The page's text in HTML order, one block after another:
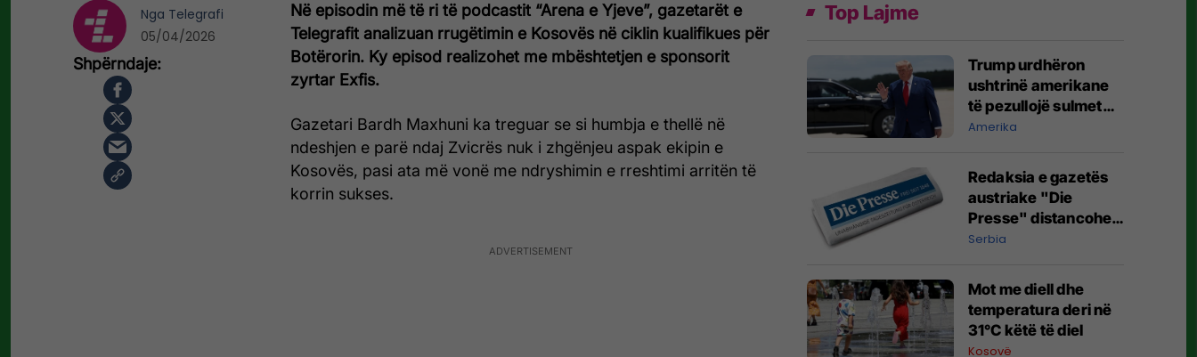
Në episodin më të ri të podcastit “Arena e Yjeve”, gazetarët e
Telegrafit analizuan rrugëtimin e Kosovës në ciklin kualifikues për
Botërorin. Ky episod realizohet me mbështetjen e sponsorit
zyrtar Exfis.
Gazetari Bardh Maxhuni ka treguar se si humbja e thellë në
ndeshjen e parë ndaj Zvicrës nuk i zhgënjeu aspak ekipin e
Kosovës, pasi ata më vonë me ndryshimin e rreshtimi arritën të
korrin sukses.
Nga Telegrafi
05/04/2026
Top Lajme
Trump urdhëron
ushtrinë amerikane
të pezullojë sulmet
ndaj Iranit, raportojnë
Amerika
Redaksia e gazetës
austriake "Die
Presse" distancohet
nga intervista e
përgjithshëm Rainer
Novak me autokratin
serb Vuçiq
Serbia
Mot me diell dhe
temperatura deri në
31°C këtë të diel
Kosovë